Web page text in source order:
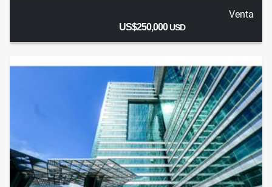
Venta
US$250,000USD